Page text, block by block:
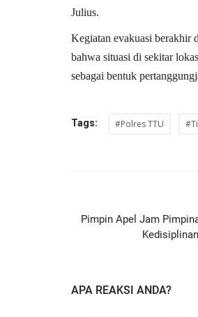
Julius.
Kegiatan evakuasi berakhir
bahwa situasi di sekitar
sebagai bentuk
Tags: #Polres TTU
Pimpin Apel Jam
APA REAKSI ANDA?